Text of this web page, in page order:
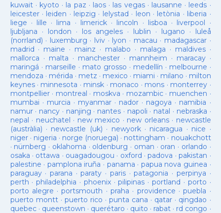
kuwait· kyoto · la paz · laos· las vegas· lausanne · leeds ·
leicester· leiden · leipzig · lelystad · leon · letònia · liberia ·
liege · lille · lima · limerick· lincoln · lisboa · liverpool ·
ljubljana · london · los angeles· lublin · lugano · luleå
(norrland) · luxemburg · lviv · lyon · macau · madagascar·
madrid · maine · mainz · malabo · malaga · maldives·
mallorca · malta · manchester· mannheim · maracay·
maringá · marseille · mato grosso · medellín · melbourne ·
mendoza · mérida · metz · mexico · miami · milano · milton
keynes· minnesota · minsk · monaco · mons · monterrey ·
montpellier· montreal · moskva · mozambic· muenchen ·
mumbai · murcia · myanmar· nador · nagoya · namibia ·
namur· nancy · nanjing · nantes · napoli · natal · nebraska ·
nepal · neuchatel · new mexico · new orleans· newcastle
(austràlia) · newcastle (uk) · newyork· nicaragua · nice ·
niger· nigeria · norge (noruega) · nottingham · nouakchott
· nürnberg · oklahoma · oldenburg · oman · oran · orlando ·
osaka · ottawa · ouagadougou · oxford ·padova ·pakistan ·
palestine · pamplona iruña · panama · papua nova guinea ·
paraguay· parana ·paraty · paris·patagonia · perpinya ·
perth ·philadelphia · phoenix·pilipinas ·portland · porto ·
porto alegre ·portsmouth ·praha · providence ·puebla ·
puerto montt· puerto rico ·punta cana · qatar · qingdao ·
quebec· queenstown · querétaro · quito · rabat · rd congo ·